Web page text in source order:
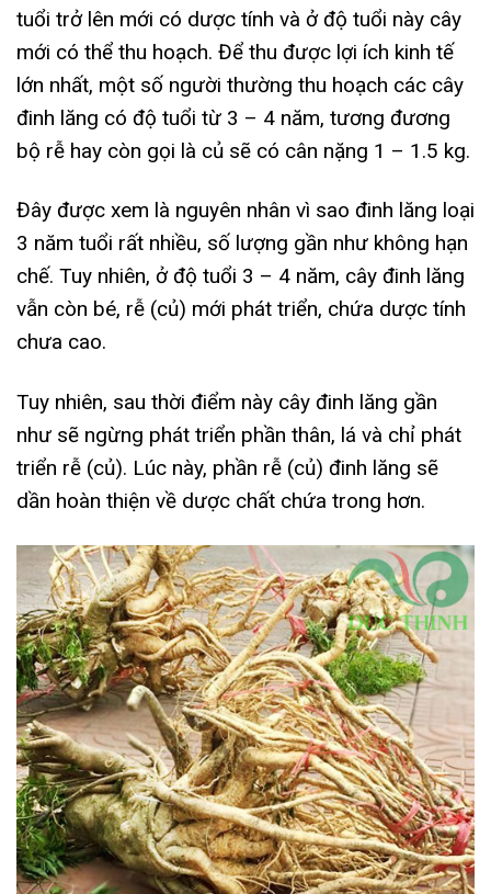
tuổi trở lên mới có dược tính và ở độ tuổi này cây
mới có thể thu hoạch. Để thu được lợi ích kinh tế
lớn nhất, một số người thường thu hoạch các cây
đinh lăng có độ tuổi từ 3 – 4 năm, tương đương
bộ rễ hay còn gọi là củ sẽ có cân nặng 1 – 1.5 kg.
Đây được xem là nguyên nhân vì sao đinh lăng loại
3 năm tuổi rất nhiều, số lượng gần như không hạn
chế. Tuy nhiên, ở độ tuổi 3 – 4 năm, cây đinh lăng
vẫn còn bé, rễ (củ) mới phát triển, chứa dược tính
chưa cao.
Tuy nhiên, sau thời điểm này cây đinh lăng gần
như sẽ ngừng phát triển phần thân, lá và chỉ phát
triển rễ (củ). Lúc này, phần rễ (củ) đinh lăng sẽ
dần hoàn thiện về dược chất chứa trong hơn.